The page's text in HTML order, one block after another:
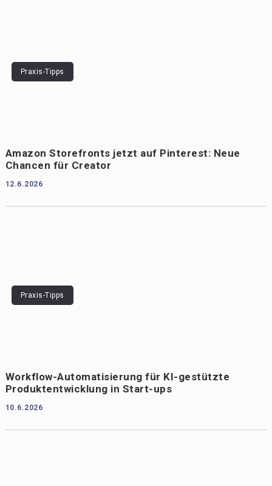
Praxis-Tipps
Amazon Storefronts jetzt auf Pinterest: Neue
Chancen für Creator
12.6.2026
Praxis-Tipps
Workflow-Automatisierung für KI-gestützte
Produktentwicklung in Start-ups
10.6.2026